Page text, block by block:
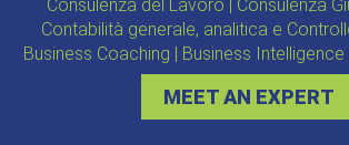
Consulenza del Lavoro | Consulenza
Contabilità generale, analitica e
Business Coaching | Business
MEET AN EXPERT